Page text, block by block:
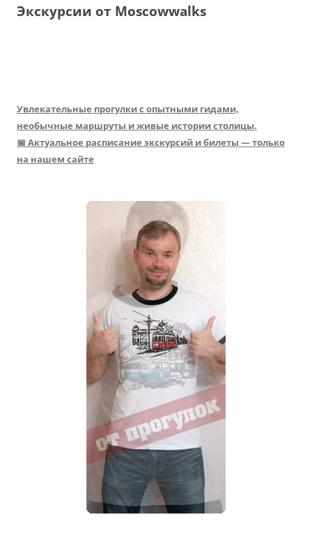
Экскурсии от Moscowwalks
Увлекательные прогулки с опытными гидами,
необычные маршруты и живые истории столицы.
📅 Актуальное расписание экскурсий и билеты — только
на нашем сайте